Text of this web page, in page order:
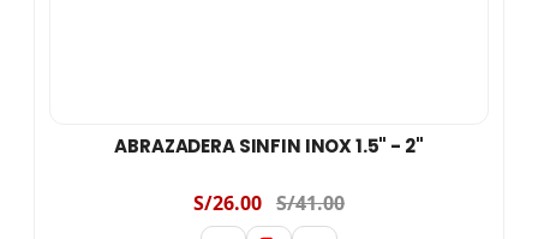
ABRAZADERA SINFIN INOX 1.5" - 2"
S/26.00 S/41.00